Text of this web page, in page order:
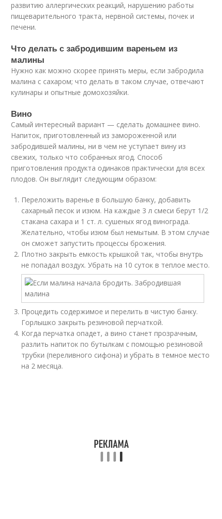
развитию аллергических реакций, нарушению работы
пищеварительного тракта, нервной системы, почек и
печени.
Что делать с забродившим вареньем из
малины
Нужно как можно скорее принять меры, если забродила
малина с сахаром; что делать в таком случае, отвечают
кулинары и опытные домохозяйки.
Вино
Самый интересный вариант — сделать домашнее вино.
Напиток, приготовленный из замороженной или
забродившей малины, ни в чем не уступает вину из
свежих, только что собранных ягод. Способ
приготовления продукта одинаков практически для всех
плодов. Он выглядит следующим образом:
Переложить варенье в большую банку, добавить
сахарный песок и изюм. На каждые 3 л смеси берут 1/2
стакана сахара и 1 ст. л. сушеных ягод винограда.
Желательно, чтобы изюм был немытым. В этом случае
он сможет запустить процессы брожения.
Плотно закрыть емкость крышкой так, чтобы внутрь
не попадал воздух. Убрать на 10 суток в теплое место.
Процедить содержимое и перелить в чистую банку.
Горлышко закрыть резиновой перчаткой.
Когда перчатка опадет, а вино станет прозрачным,
разлить напиток по бутылкам с помощью резиновой
трубки (переливного сифона) и убрать в темное место
на 2 месяца.